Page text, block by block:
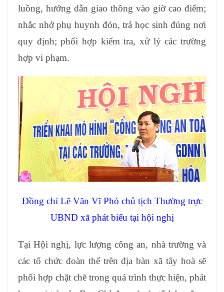
luồng, hướng dẫn giao thông vào giờ cao điểm;
nhắc nhở phụ huynh đón, trả học sinh đúng nơi
quy định; phối hợp kiểm tra, xử lý các trường
hợp vi phạm.
Đồng chí Lê Văn Vĩ Phó chủ tịch Thường trực
UBND xã phát biểu tại hội nghị
Tại Hội nghị, lực lượng công an, nhà trường và
các tổ chức đoàn thể trên địa bàn xã tây hoà sẽ
phối hợp chặt chẽ trong quá trình thực hiện, phát